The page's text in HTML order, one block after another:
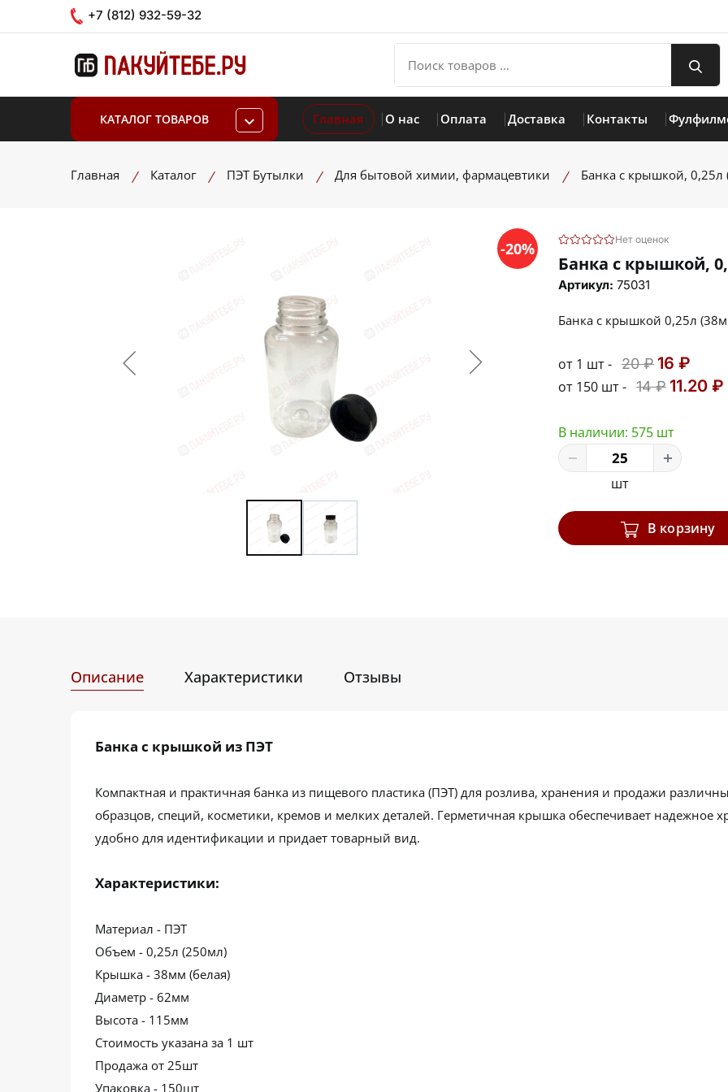
+7 (812) 932-59-32
КАТАЛОГ ТОВАРОВ Главная О нас Оплата Доставка Контакты
Главная Каталог ПЭТ Бутылки Для бытовой химии, фармацевтики Банка с крышкой,
-20% Нет оценок
Банка с крышкой,
Артикул: 75031
Банка с крышкой 0,25л
от 1 шт - 20 ₽ 16 ₽
от 150 шт - 14 ₽ 11.20 ₽
В наличии: 575 шт
шт
В корзину
Описание Характеристики Отзывы
Банка с крышкой из ПЭТ
Компактная и практичная банка из пищевого пластика (ПЭТ) для розлива, хранения и продажи
образцов, специй, косметики, кремов и мелких деталей. Герметичная крышка обеспечивает надежное
удобно для идентификации и придает товарный вид.
Характеристики:
Материал - ПЭТ
Объем - 0,25л (250мл)
Крышка - 38мм (белая)
Диаметр - 62мм
Высота - 115мм
Стоимость указана за 1 шт
Продажа от 25шт
Упаковка - 150шт